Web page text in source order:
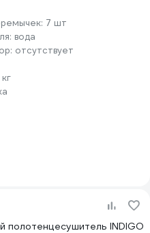
7 шт
вода
отсутствует
полотенцесушитель INDIGO